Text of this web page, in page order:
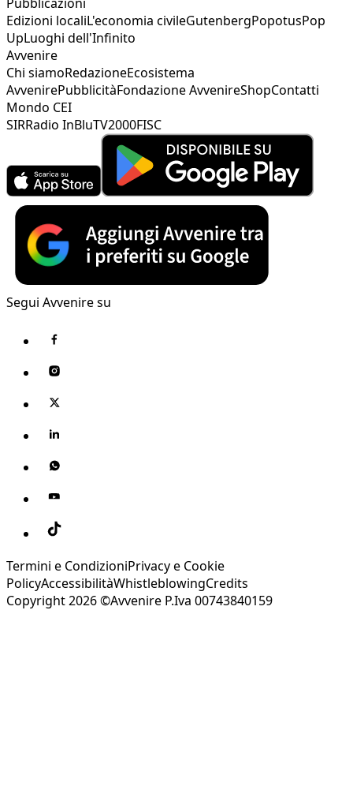
Edizioni localiL'economia civileGutenbergPopotusPop
UpLuoghi dell'Infinito
Avvenire
Chi siamoRedazioneEcosistema
AvvenirePubblicitàFondazione AvvenireShopContatti
Mondo CEI
SIRRadio InBluTV2000FISC
Segui Avvenire su
Termini e CondizioniPrivacy e Cookie
PolicyAccessibilitàWhistleblowingCredits
Copyright 2026 ©Avvenire P.Iva 00743840159